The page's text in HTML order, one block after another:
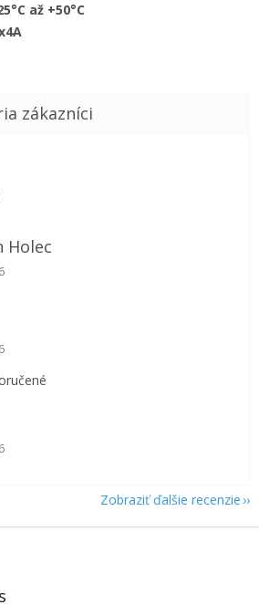
až +50°C
obchodu je 5 z 5 hviezdičiek.
Holec
obchodu je 5 z 5 hviezdičiek.
obchodu je 5 z 5 hviezdičiek.
obchodu je 5 z 5 hviezdičiek.
Zobraziť ďalšie recenzie